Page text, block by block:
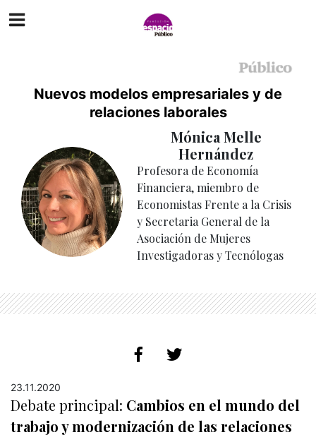
Nuevos modelos empresariales y de
relaciones laborales
Mónica Melle
Hernández
Profesora de Economía
Financiera, miembro de
Economistas Frente a la Crisis
y Secretaria General de la
Asociación de Mujeres
Investigadoras y Tecnólogas
23.11.2020
Debate principal: Cambios en el mundo del
trabajo y modernización de las relaciones